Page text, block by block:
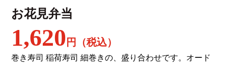
お花見弁当
1,620 円（税込）
巻き寿司 稲荷寿司 細巻きの、盛り合わせです。オード